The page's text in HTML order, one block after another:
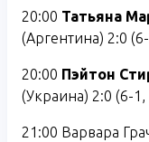
20:00 Татьяна
(Аргентина) 2:0
20:00 Пэйтон
(Украина) 2:0 (6-1,
21:00 Варвара